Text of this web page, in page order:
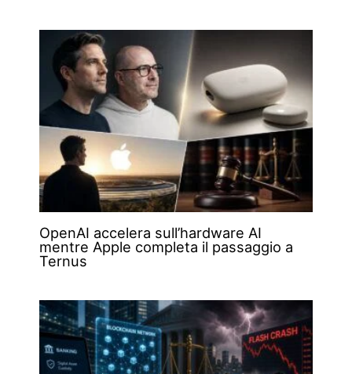
OpenAI accelera sull’hardware AI
mentre Apple completa il passaggio a
Ternus